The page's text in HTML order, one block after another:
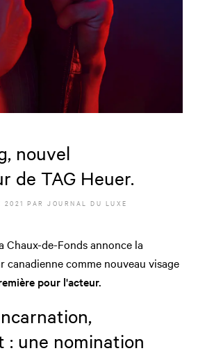
nouvel
de TAG Heuer.
2021 PAR JOURNAL DU LUXE
Chaux-de-Fonds annonce la
canadienne comme nouveau visage
pour l'acteur.
: une nomination